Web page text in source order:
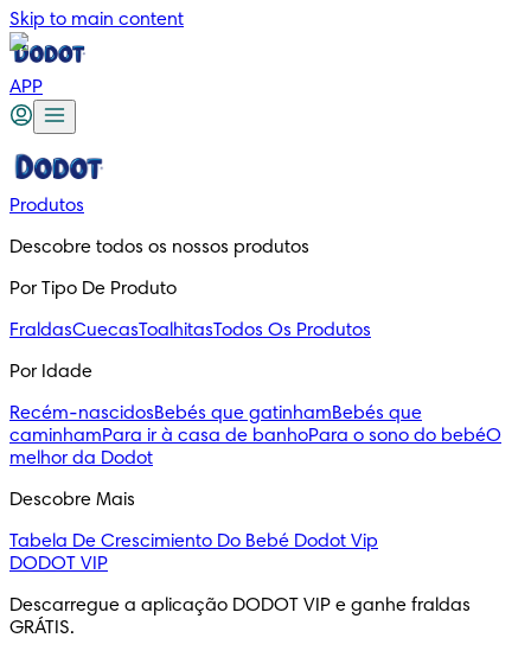
Skip to main content
APP
Produtos
Descobre todos os nossos produtos
Por Tipo De Produto
FraldasCuecasToalhitasTodos Os Produtos
Por Idade
Recém-nascidosBebés que gatinhamBebés que
caminhamPara ir à casa de banhoPara o sono do bebéO
melhor da Dodot
Descobre Mais
Tabela De Crescimiento Do Bebé Dodot Vip
DODOT VIP
Descarregue a aplicação DODOT VIP e ganhe fraldas
GRÁTIS.